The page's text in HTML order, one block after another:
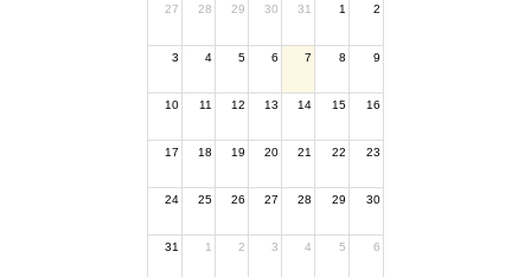
27
28 29 30 31 1 2
3 4 5 6 7 8 9
10 11 12 13 14 15 16
17 18 19 20 21 22 23
24 25 26 27 28 29 30
31 1 2 3 4 5 6